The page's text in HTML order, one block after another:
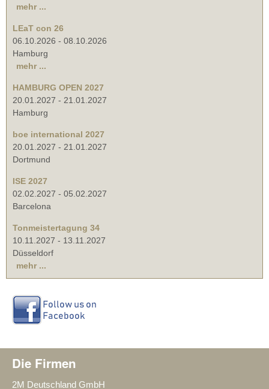
mehr ...
LEaT con 26
06.10.2026 - 08.10.2026
Hamburg
mehr ...
HAMBURG OPEN 2027
20.01.2027 - 21.01.2027
Hamburg
boe international 2027
20.01.2027 - 21.01.2027
Dortmund
ISE 2027
02.02.2027 - 05.02.2027
Barcelona
Tonmeistertagung 34
10.11.2027 - 13.11.2027
Düsseldorf
mehr ...
Die Firmen
2M Deutschland GmbH